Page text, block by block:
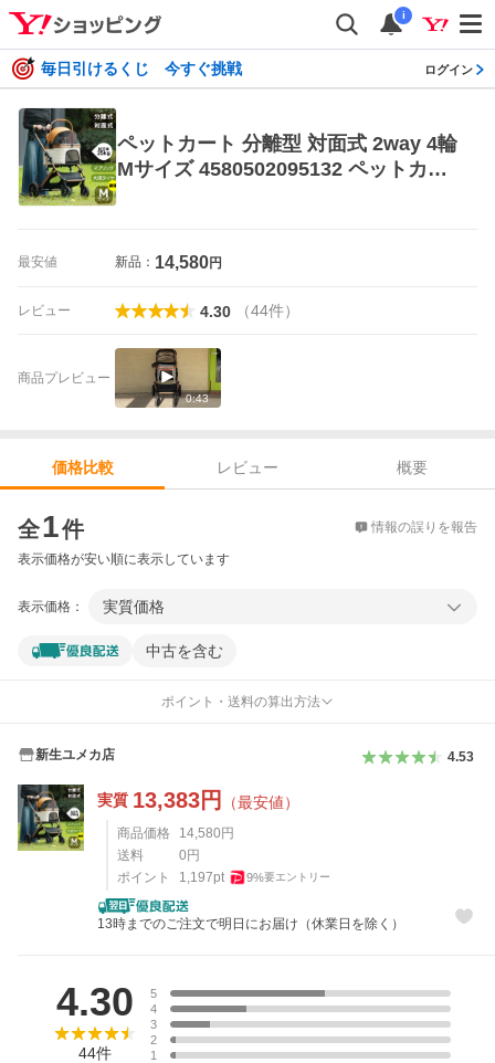
i
毎日引けるくじ 今すぐ挑戦 ログイン
ペットカート 分離型 対面式 2way 4輪
Mサイズ 4580502095132 ペットカー
最安値 新品： 14,580円
レビュー 4.30 （44件）
商品プレビュー
0:43
価格比較 レビュー
概要
全1件 情報の誤りを報告
表示価格が安い順に表示しています
表示価格： 実質価格
中古を含む
ポイント・送料の算出方法
新生ユメカ店 4.53
実質 13,383円 （最安値）
商品価格 14,580 円
送料
0 円
ポイント
1,197pt 9%要エントリー
13時までのご注文で明日にお届け（休業日を除く）
4.30
44件
5
4
3
2
1